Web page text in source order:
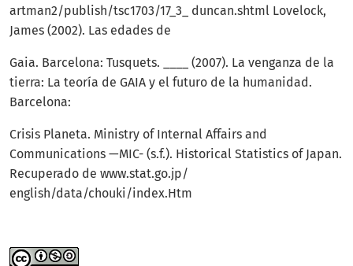
artman2/publish/tsc1703/17_3_ duncan.shtml Lovelock,
James (2002). Las edades de
Gaia. Barcelona: Tusquets. ____ (2007). La venganza de la
tierra: La teoría de GAIA y el futuro de la humanidad.
Barcelona:
Crisis Planeta. Ministry of Internal Affairs and
Communications —MIC- (s.f.). Historical Statistics of Japan.
Recuperado de www.stat.go.jp/
english/data/chouki/index.Htm